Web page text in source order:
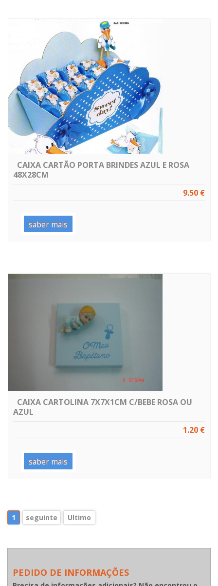
CAIXA CARTÃO PORTA BRINDES AZUL E ROSA
48X28CM
9.50 €
saber mais
CAIXA CARTOLINA 7X7X1CM C/BEBE ROSA OU
AZUL
1.20 €
saber mais
1 seguinte Ultimo
PEDIDO DE INFORMAÇÕES